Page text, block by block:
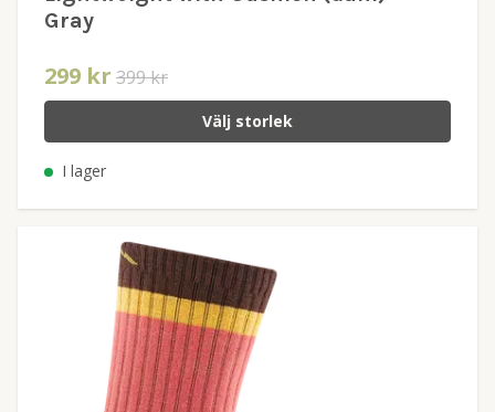
Gray
299 kr 399 kr
Välj storlek
I lager